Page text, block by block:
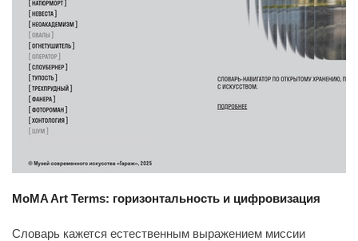
MoMA Art Terms: горизонтальность и цифровизация
Словарь кажется естественным выражением миссии